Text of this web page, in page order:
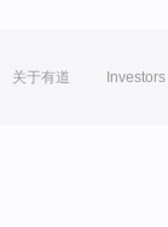
关于有道 Investors